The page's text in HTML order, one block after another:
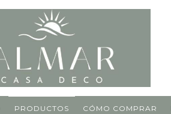
PRODUCTOS CÓMO COMPRAR